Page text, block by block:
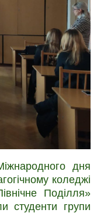
дня
коледжі
Поділля»
студенти групи